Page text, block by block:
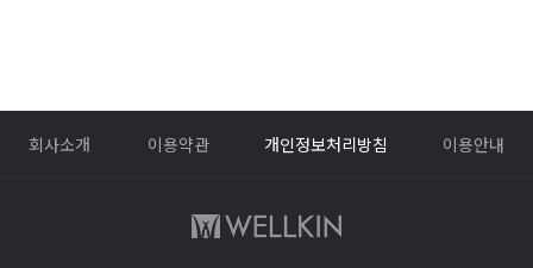
회사소개 이용약관 개인정보처리방침 이용안내